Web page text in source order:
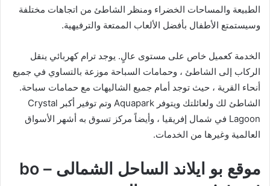
الطبيعة والمساحات الخضراء ومنظر الشاطئ من اتجاهات مختلفة
وسيستمتع الأطفال بأفضل الألعاب الممتعة والترفيهية.
الخدمة كعميل خاص على مستوى عالٍ. يوجد ترام كهربائي ينقل
الركاب إلى الشاطئ ، وحمامات السباحة موزعة بالتساوي في جميع
أنحاء القرية ، حيث توجد أمام جميع الشاليهات مع حمامات سباحة.
الشاطئ لك ولعائلتك ويتوفر Aquapark وتم توفير أكبر Crystal
Lagoon في شمال إفريقيا ، وأيضاً مركز تسوق به أشهر الأسواق
العالمية وغيرها من الخدمات.
موقع بو ايلاند الساحل الشمالى – bo